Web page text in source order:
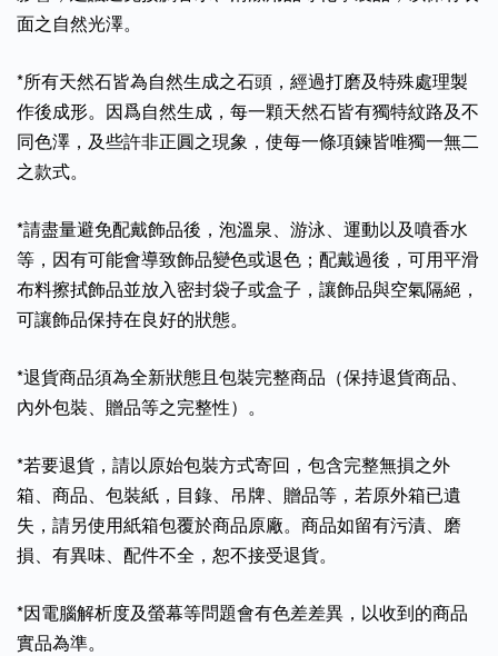
面之自然光澤。
*所有天然石皆為自然生成之石頭，經過打磨及特殊處理製
作後成形。因爲自然生成，每一顆天然石皆有獨特紋路及不
同色澤，及些許非正圓之現象，使每一條項鍊皆唯獨一無二
之款式。
*請盡量避免配戴飾品後，泡溫泉、游泳、運動以及噴香水
等，因有可能會導致飾品變色或退色；配戴過後，可用平滑
布料擦拭飾品並放入密封袋子或盒子，讓飾品與空氣隔絕，
可讓飾品保持在良好的狀態。
*退貨商品須為全新狀態且包裝完整商品（保持退貨商品、
內外包裝、贈品等之完整性）。
*若要退貨，請以原始包裝方式寄回，包含完整無損之外
箱、商品、包裝紙，目錄、吊牌、贈品等，若原外箱已遺
失，請另使用紙箱包覆於商品原廠。商品如留有污漬、磨
損、有異味、配件不全，恕不接受退貨。
*因電腦解析度及螢幕等問題會有色差差異，以收到的商品
實品為準。